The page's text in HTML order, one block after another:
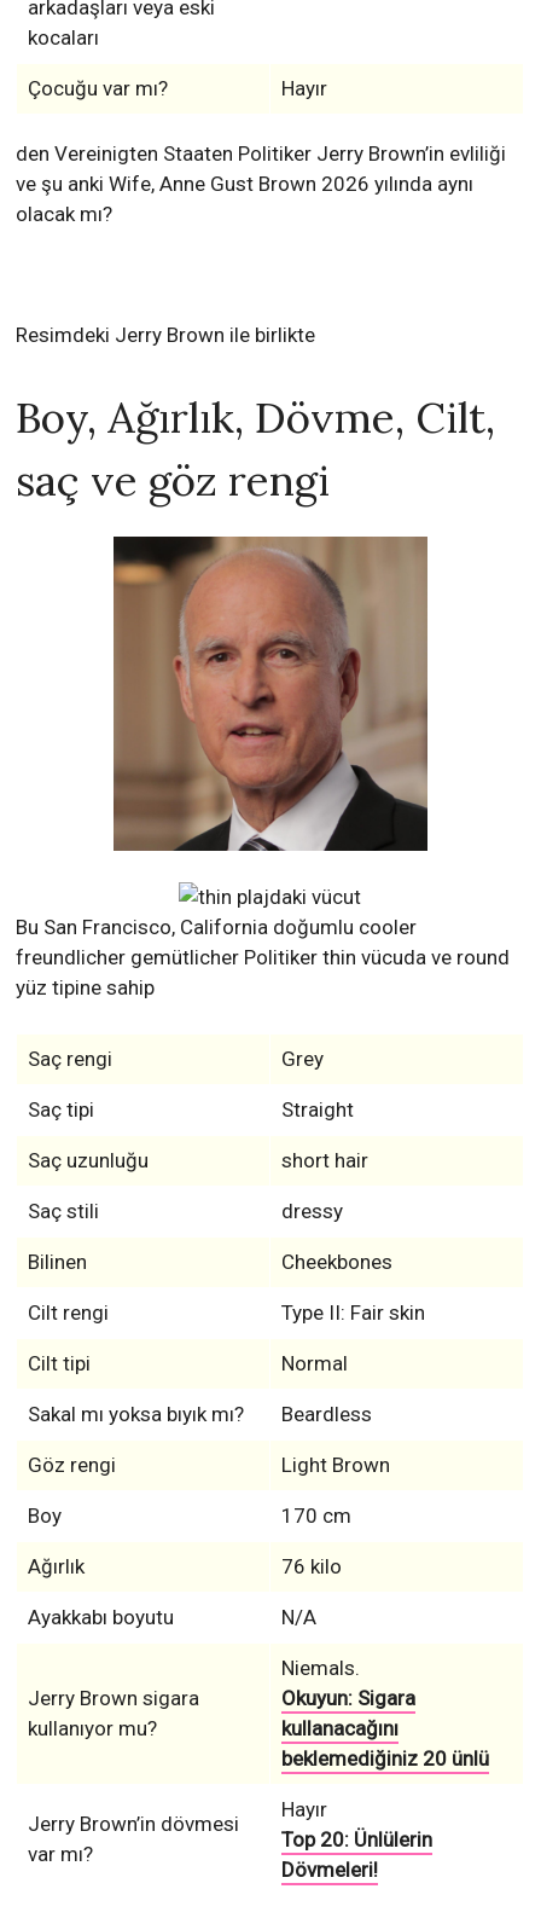
arkadaşları veya eski
kocaları
Çocuğu var mı? Hayır
den Vereinigten Staaten Politiker Jerry Brown’in evliliği
ve şu anki Wife, Anne Gust Brown 2026 yılında aynı
olacak mı?
Resimdeki Jerry Brown ile birlikte
Boy, Ağırlık, Dövme, Cilt,
saç ve göz rengi
Bu San Francisco, California doğumlu cooler
freundlicher gemütlicher Politiker thin vücuda ve round
yüz tipine sahip
Saç rengi Grey
Saç tipi Straight
Saç uzunluğu short hair
Saç stili dressy
Bilinen Cheekbones
Cilt rengi Type II: Fair skin
Cilt tipi Normal
Sakal mı yoksa bıyık mı? Beardless
Göz rengi Light Brown
Boy 170 cm
Ağırlık 76 kilo
Ayakkabı boyutu N/A
Jerry Brown sigara
kullanıyor mu?
Niemals.
Okuyun: Sigara
kullanacağını
beklemediğiniz 20 ünlü
Jerry Brown’in dövmesi
var mı?
Hayır
Top 20: Ünlülerin
Dövmeleri!